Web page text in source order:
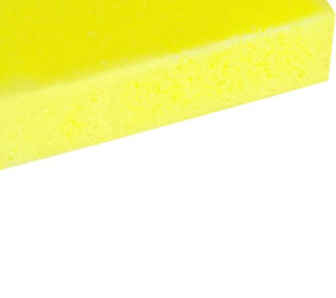
Joulukoristeet
Kranssit ja asetelmat
Tontut ja muut
Paketointi
Marjastus
Talvi
Päivittäistavarat
Apuvälineet
Hengityssuojaimet ja desinfiointi
Henkilökohtainen hygienia